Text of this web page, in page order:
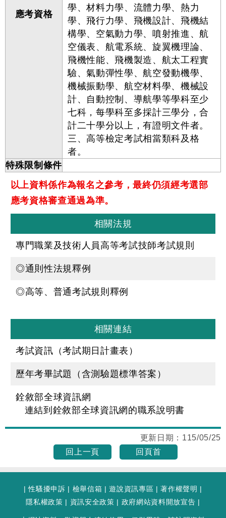
應考資格
學、材料力學、流體力學、熱力
學、飛行力學、飛機設計、飛機結
構學、空氣動力學、噴射推進、航
空儀表、航電系統、旋翼機理論、
飛機性能、飛機製造、航太工程實
驗、氣動彈性學、航空發動機學、
機械振動學、航空材料學、機械設
計、自動控制、導航學等學科至少
七科，每學科至多採計三學分，合
計二十學分以上，有證明文件者。
三、高等檢定考試相當類科及格
者。
特殊限制條件
以上資料係作為報名之參考，最終仍須經考選部
應考資格審查通過為準。
相關法規
專門職業及技術人員高等考試技師考試規則
◎通則性法規釋例
◎高等、普通考試規則釋例
相關連結
考試資訊（考試期日計畫表）
歷年考畢試題（含測驗題標準答案）
銓敘部全球資訊網
連結到銓敘部全球資訊網的職系說明書
更新日期： 115/05/25
回上一頁
回頁首
|性騷擾申訴 | 檢舉信箱 |遊說資訊專區 |著作權聲明 |
隱私權政策 | 資訊安全政策 | 政府網站資料開放宣告 |